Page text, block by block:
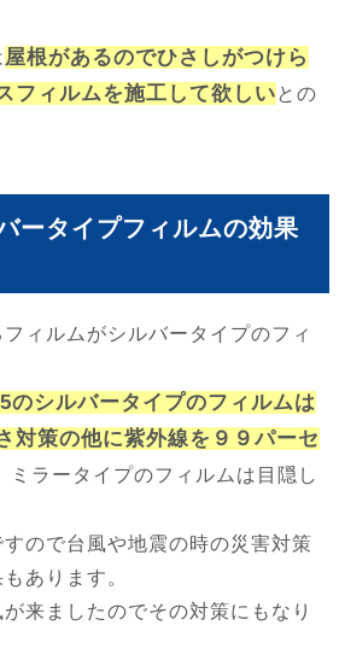
屋根があるのでひさしがつけら
フィルムを施工して欲しいとの
ータイプフィルムの効果
ィルムがシルバータイプのフィ
のシルバータイプのフィルムは
対策の他に紫外線を９９パーセ
ミラータイプのフィルムは目隠し
ので台風や地震の時の災害対策
あります。
来ましたのでその対策にもなり